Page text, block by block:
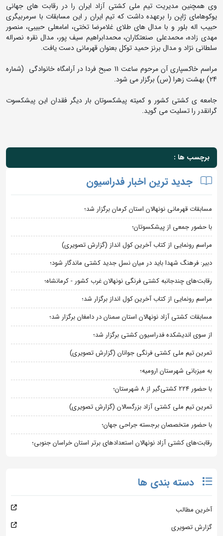
وی همچنین مدیریت تیم ملی کشتی آزاد ایران را در رقابت های جهانی
یوکوهامای ژاپن را برعهده داشت که تیم ایران ر این مسابقات با سرمربیگری
حبیب اله بلور و با مدال های طلای غلامرضا تختی، امامعلی حبیبی،‌ منصور
مهدی زاده، محمدعلی صنعتکاران، محمدابراهیم سیف پور، مدال نقره نصراله
سلطانی نژاد و مدال برنز حمید توکل بعنوان قهرمانی دست یافت.
مراسم خاکسپاری آن مرحوم ساعت 11 صبح فردا در آرامگاه خانوادگی (شماره
24) بهشت زهرا (س) برگزار می شود.
جامعه ی کشتی کشور و کمیته پیشکسوتان بار دیگر فقدان این پیشکسوت
گرانقدر را تسلیت می گوید.
برچسب ها :
جدید ترین اخبار فدراسیون
مسابقات قهرمانی نونهالان استان کرمان برگزار شد؛
با حضور جمعی از پیشکسوتان؛
مراسم رونمایی از کتاب آخرین کول انداز (گزارش تصویری)
دبیر: فرهنگ شهدا باید در میان نسل جدید کشتی ماندگار شود؛
رقابت‌های چندجانبه کشتی فرنگی نونهالان غرب کشور - کرمانشاه؛
مراسم رونمایی از کتاب آخرین کول انداز برگزار شد؛
مسابقات کشتی آزاد نونهالان استان سمنان در دامغان برگزار شد؛
از سوی اندیشکده فدراسیون کشتی برگزار شد؛
تمرین تیم ملی کشتی فرنگی جوانان (گزارش تصویری)
به میزبانی شهرستان ارومیه؛
با حضور ۲۲۴ کشتی‌گیر از ۸ شهرستان؛
تمرین تیم ملی کشتی آزاد بزرگسالان (گزارش تصویری)
با حضور متخصصان برجسته جراحی جهان؛
رقابت‌های کشتی آزاد نونهالان استعدادهای برتر استان خراسان جنوبی؛
دسته بندی ها
آخرین مطالب
گزارش تصویری